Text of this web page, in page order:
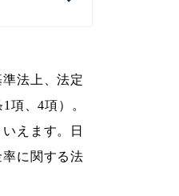
法上、法定
項、4項）。
えます。日
に関する法